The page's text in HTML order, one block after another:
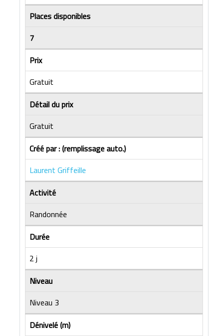
Places disponibles
7
Prix
Gratuit
Détail du prix
Gratuit
Créé par : (remplissage auto.)
Laurent Griffeille
Activité
Randonnée
Durée
2 j
Niveau
Niveau 3
Dénivelé (m)